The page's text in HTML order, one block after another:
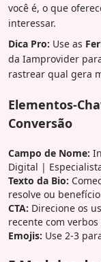
você é, o que
interessar.
Dica Pro: Use as
da Iamprovider
rastrear qual gera
Elementos-
Conversão
Campo de Nome:
Digital |
Texto da Bio:
resolve ou
CTA: Direcione os
recente com verbos
Emojis: Use 2-3